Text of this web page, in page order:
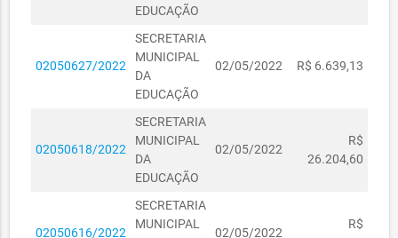
EDUCAÇÃO
02050627/2022
SECRETARIA
MUNICIPAL
DA
EDUCAÇÃO
02/05/2022 R$ 6.639,13
02050618/2022
SECRETARIA
MUNICIPAL
DA
EDUCAÇÃO
02/05/2022
R$
26.204,60
02050616/2022
SECRETARIA
MUNICIPAL
02/05/2022
R$